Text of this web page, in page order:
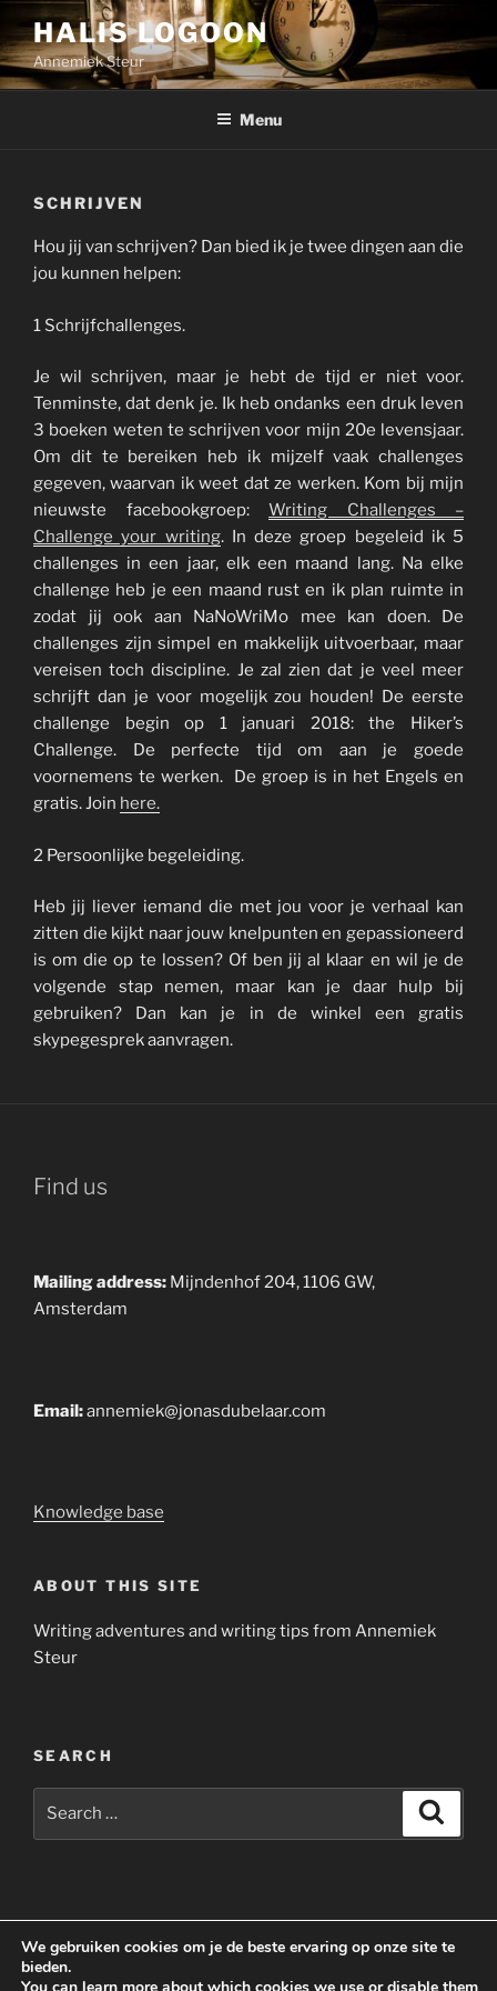
to
content
HALIS LOGOON
Annemiek Steur
Menu
SCHRIJVEN
Hou jij van schrijven? Dan bied ik je twee dingen aan die
jou kunnen helpen:
1 Schrijfchallenges.
Je wil schrijven, maar je hebt de tijd er niet voor.
Tenminste, dat denk je. Ik heb ondanks een druk leven
3 boeken weten te schrijven voor mijn 20e levensjaar.
Om dit te bereiken heb ik mijzelf vaak challenges
gegeven, waarvan ik weet dat ze werken. Kom bij mijn
nieuwste facebookgroep: Writing Challenges –
Challenge your writing. In deze groep begeleid ik 5
challenges in een jaar, elk een maand lang. Na elke
challenge heb je een maand rust en ik plan ruimte in
zodat jij ook aan NaNoWriMo mee kan doen. De
challenges zijn simpel en makkelijk uitvoerbaar, maar
vereisen toch discipline. Je zal zien dat je veel meer
schrijft dan je voor mogelijk zou houden! De eerste
challenge begin op 1 januari 2018: the Hiker’s
Challenge. De perfecte tijd om aan je goede
voornemens te werken. De groep is in het Engels en
gratis. Join here.
2 Persoonlijke begeleiding.
Heb jij liever iemand die met jou voor je verhaal kan
zitten die kijkt naar jouw knelpunten en gepassioneerd
is om die op te lossen? Of ben jij al klaar en wil je de
volgende stap nemen, maar kan je daar hulp bij
gebruiken? Dan kan je in de winkel een gratis
skypegesprek aanvragen.
Find us
Mailing address: Mijndenhof 204, 1106 GW,
Amsterdam
Email:annemiek@jonasdubelaar.com
Knowledge base
ABOUT THIS SITE
Writing adventures and writing tips from Annemiek
Steur
SEARCH
We gebruiken cookies om je de beste ervaring op onze site te
bieden.